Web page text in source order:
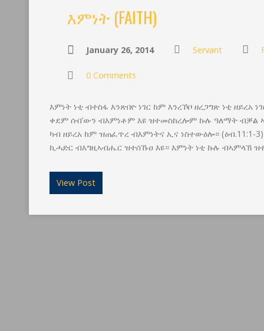
እምነት (FAITH)
January 26, 2014 Servant
0 Comments
እምነት ነቲ ብተስፋ እንጽበዮ ነገር ከም እንረኾቦ ዘረጋግጽ ነቲ ዘይረአ
ቀደም ሰብ’ውን ብእምነቶም እዩ ዝተመስከረሎም ኩሉ ዓለማት ብቓል
ካብ ዘይረአ ከም ዝጠፈጥረ ብእምነትና ኢና ነስተውዕሎ። (ዕብ.11:1-
ኪሓድር ብእግዚኣብሔር ዝተሰኹዐ እዩ። እምነት ነቲ ኩሉ ብኣምላኽ
View Post